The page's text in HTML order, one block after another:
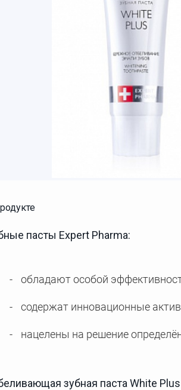
пасты Expert Pharma:
обладают особой
содержат инновационные
нацелены на решение
зубная паста White Plus